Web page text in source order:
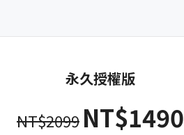
一鍵改變iPhone定位
永久授權版
NT$2099 NT$1490